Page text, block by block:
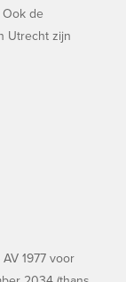
de
Utrecht zijn
1977 voor